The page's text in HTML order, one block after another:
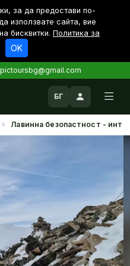
за да предостави по-
използвате сайта, вие
бисквитки. Политика за
OK
БГ
Лавинна безопастност -